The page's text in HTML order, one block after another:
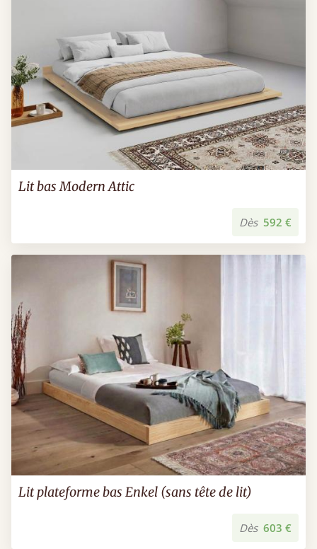
Lit bas Modern Attic
Dès 592 €
Lit plateforme bas Enkel (sans tête de lit)
Dès 603 €